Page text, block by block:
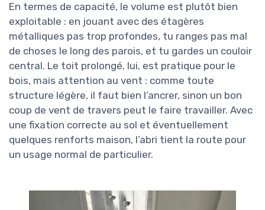
En termes de capacité, le volume est plutôt bien
exploitable : en jouant avec des étagères
métalliques pas trop profondes, tu ranges pas mal
de choses le long des parois, et tu gardes un couloir
central. Le toit prolongé, lui, est pratique pour le
bois, mais attention au vent : comme toute
structure légère, il faut bien l’ancrer, sinon un bon
coup de vent de travers peut le faire travailler. Avec
une fixation correcte au sol et éventuellement
quelques renforts maison, l’abri tient la route pour
un usage normal de particulier.